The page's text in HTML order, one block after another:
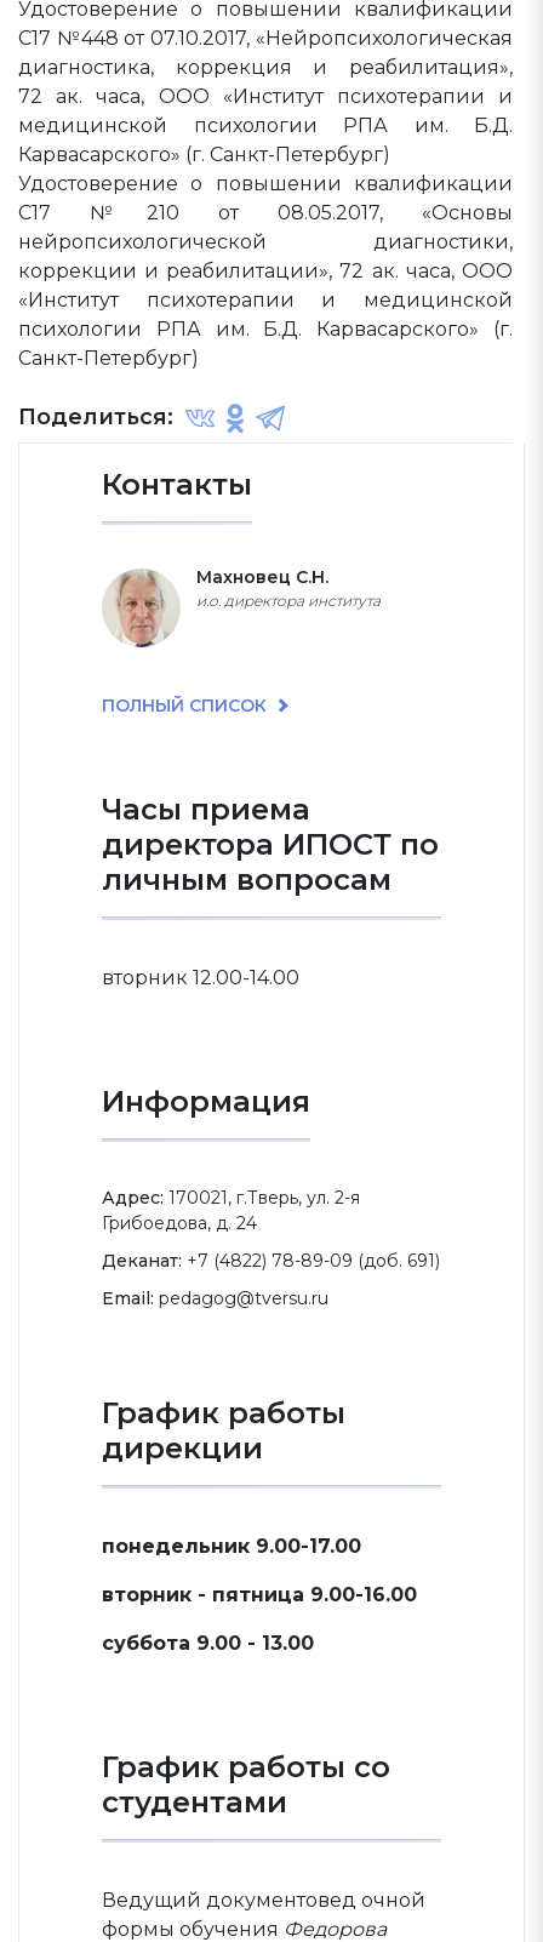
Удостоверение о повышении квалификации
С17 №448 от 07.10.2017, «Нейропсихологическая
диагностика, коррекция и реабилитация»,
72 ак. часа, ООО «Институт психотерапии и
медицинской психологии РПА им. Б.Д.
Карвасарского» (г. Санкт-Петербург)
Удостоверение о повышении квалификации
С17 №210 от 08.05.2017, «Основы
нейропсихологической диагностики,
коррекции и реабилитации», 72 ак. часа, ООО
«Институт психотерапии и медицинской
психологии РПА им. Б.Д. Карвасарского» (г.
Санкт-Петербург)
Поделиться:
Контакты
Махновец С.Н.
и.о. директора института
ПОЛНЫЙ СПИСОК
Часы приема
директора ИПОСТ по
личным вопросам
вторник 12.00-14.00
Информация
Адрес: 170021, г.Тверь, ул. 2-я
Грибоедова, д. 24
Деканат: +7 (4822) 78-89-09 (доб. 691)
Email: pedagog@tversu.ru
График работы
дирекции
понедельник 9.00-17.00
вторник - пятница 9.00-16.00
суббота 9.00 - 13.00
График работы со
студентами
Ведущий документовед очной
формы обучения Федорова